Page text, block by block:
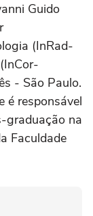
Guido
(InRad-
- São Paulo.
é responsável
graduação na
Faculdade